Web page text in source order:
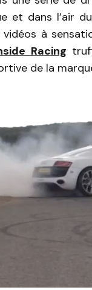
et dans l’air
à
Racing
de la